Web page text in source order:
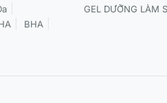
BHA
GEL DƯỠNG LÀM